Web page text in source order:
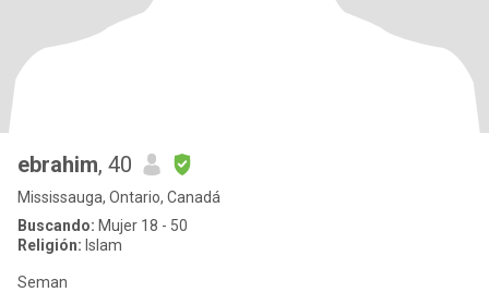
ebrahim, 40
Mississauga, Ontario, Canadá
Buscando: Mujer 18 - 50
Religión: Islam
Seman